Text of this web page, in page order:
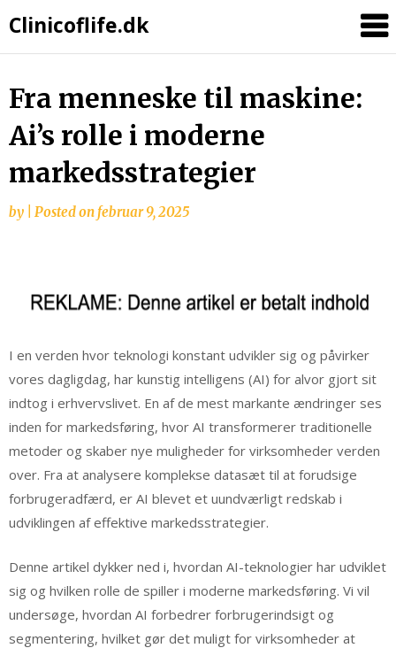
Clinicoflife.dk
Fra menneske til maskine:
Ai’s rolle i moderne
markedsstrategier
by Posted onfebruar 9, 2025
I en verden hvor teknologi konstant udvikler sig og påvirker
vores dagligdag, har kunstig intelligens (AI) for alvor gjort sit
indtog i erhvervslivet. En af de mest markante ændringer ses
inden for markedsføring, hvor AI transformerer traditionelle
metoder og skaber nye muligheder for virksomheder verden
over. Fra at analysere komplekse datasæt til at forudsige
forbrugeradfærd, er AI blevet et uundværligt redskab i
udviklingen af effektive markedsstrategier.
Denne artikel dykker ned i, hvordan AI-teknologier har udviklet
sig og hvilken rolle de spiller i moderne markedsføring. Vi vil
undersøge, hvordan AI forbedrer forbrugerindsigt og
segmentering, hvilket gør det muligt for virksomheder at